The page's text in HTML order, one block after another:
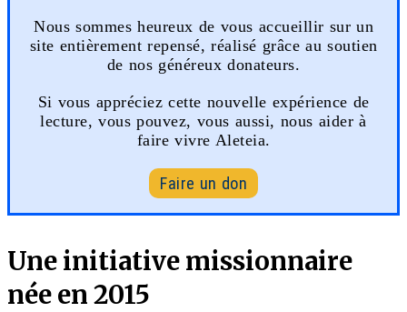
Nous sommes heureux de vous accueillir sur un
site entièrement repensé, réalisé grâce au soutien
de nos généreux donateurs.
Si vous appréciez cette nouvelle expérience de
lecture, vous pouvez, vous aussi, nous aider à
faire vivre Aleteia.
Faire un don
Une initiative missionnaire
née en 2015